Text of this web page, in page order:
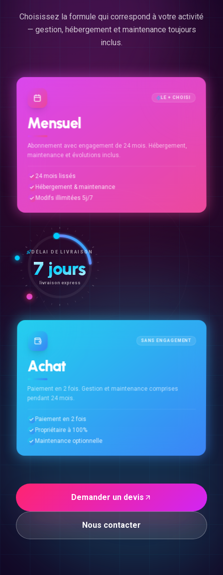
Choisissez la formule qui correspond à votre activité
— gestion, hébergement et maintenance toujours
inclus.
LE + CHOISI
Mensuel
Abonnement avec engagement de 24 mois. Hébergement,
maintenance et évolutions inclus.
24 mois lissés
Hébergement & maintenance
Modifs illimitées 5j/7
DÉLAI DE LIVRAISON
7 jours
livraison express
SANS ENGAGEMENT
Achat
Paiement en 2 fois. Gestion et maintenance comprises
pendant 24 mois.
Paiement en 2 fois
Propriétaire à 100%
Maintenance optionnelle
Demander un devis
Nous contacter